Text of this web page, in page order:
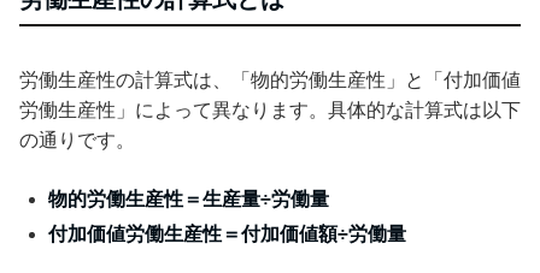
労働生産性の計算式は、「物的労働生産性」と「付加価値
労働生産性」によって異なります。具体的な計算式は以下
の通りです。
物的労働生産性＝生産量÷労働量
付加価値労働生産性＝付加価値額÷労働量